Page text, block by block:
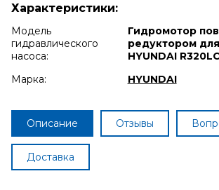
Характеристики:
Модель
гидравлического
насоса:
Гидромотор
редуктором
HYUNDAI
Марка:
HYUNDAI
Описание Отзывы
Доставка